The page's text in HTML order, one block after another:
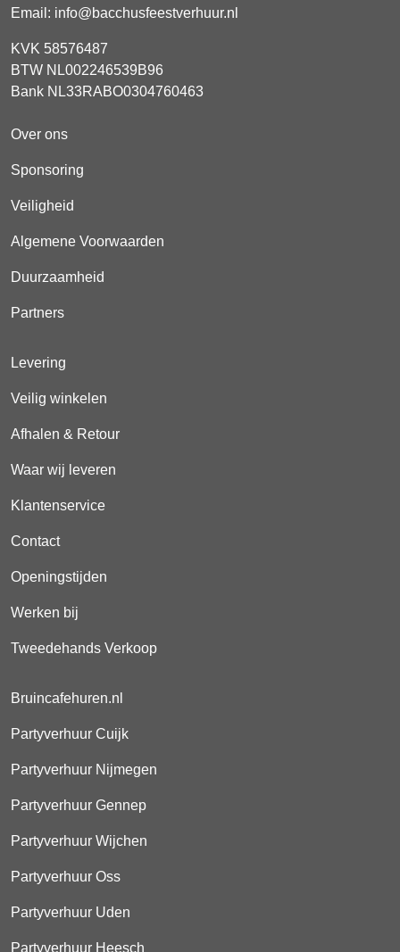
Email: info@bacchusfeestverhuur.nl
KVK 58576487
BTW NL002246539B96
Bank NL33RABO0304760463
Over ons
Sponsoring
Veiligheid
Algemene Voorwaarden
Duurzaamheid
Partners
Levering
Veilig winkelen
Afhalen & Retour
Waar wij leveren
Klantenservice
Contact
Openingstijden
Werken bij
Tweedehands Verkoop
Bruincafehuren.nl
Partyverhuur Cuijk
Partyverhuur Nijmegen
Partyverhuur Gennep
Partyverhuur Wijchen
Partyverhuur Oss
Partyverhuur Uden
Partyverhuur Heesch